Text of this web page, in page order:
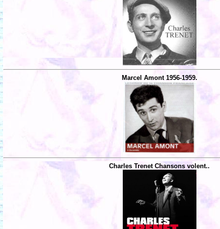
Marcel Amont 1956-1959.
Charles Trenet Chansons volent..